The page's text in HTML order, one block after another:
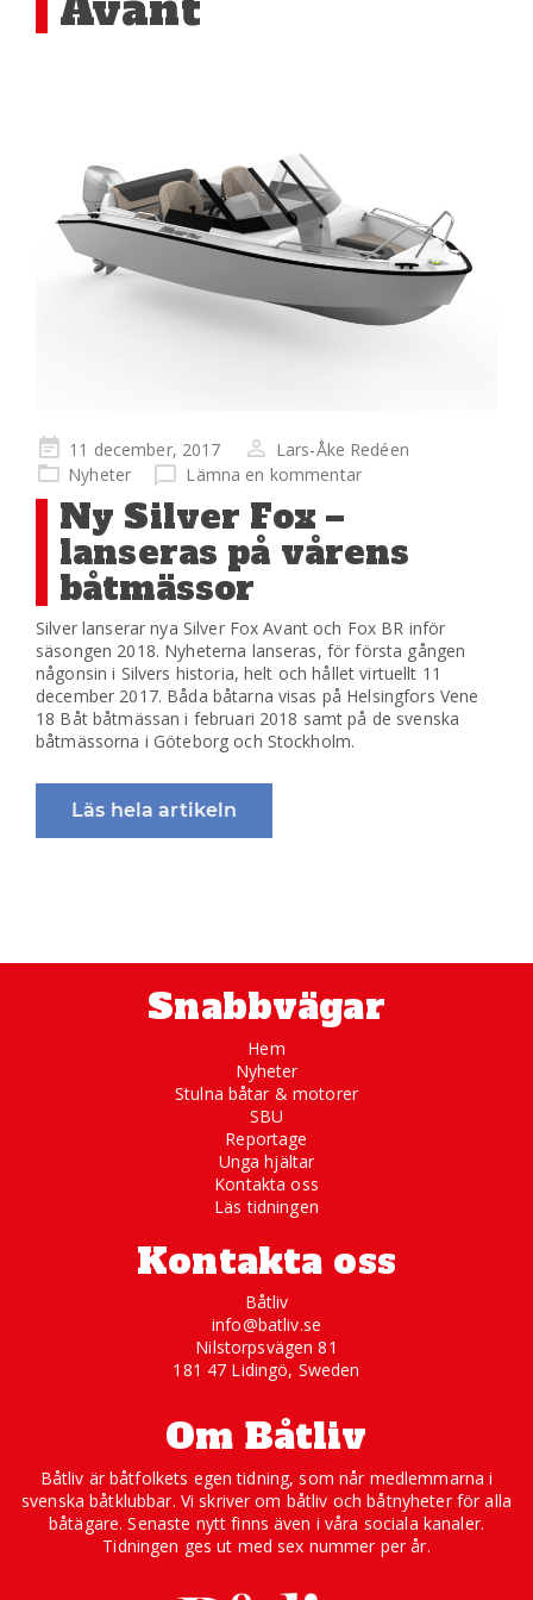
Publicerad
på
11 december, 2017
Lars-Åke Redéen
Nyheter
Lämna en kommentar
Ny Silver Fox –
lanseras på vårens
båtmässor
Silver lanserar nya Silver Fox Avant och Fox BR inför
säsongen 2018. Nyheterna lanseras, för första gången
någonsin i Silvers historia, helt och hållet virtuellt 11
december 2017. Båda båtarna visas på Helsingfors Vene
18 Båt båtmässan i februari 2018 samt på de svenska
båtmässorna i Göteborg och Stockholm.
Läs hela artikeln
Snabbvägar
Hem
Nyheter
Stulna båtar & motorer
SBU
Reportage
Unga hjältar
Kontakta oss
Läs tidningen
Kontakta oss
Båtliv
info@batliv.se
Nilstorpsvägen 81
181 47 Lidingö, Sweden
Om Båtliv
Båtliv är båtfolkets egen tidning, som når medlemmarna i
svenska båtklubbar. Vi skriver om båtliv och båtnyheter för alla
båtägare. Senaste nytt finns även i våra sociala kanaler.
Tidningen ges ut med sex nummer per år.